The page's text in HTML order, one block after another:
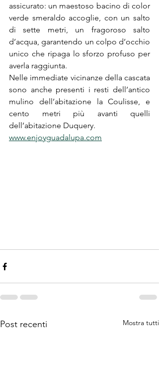
assicurato: un maestoso bacino di color
verde smeraldo accoglie, con un salto
di sette metri, un fragoroso salto
d’acqua, garantendo un colpo d’occhio
unico che ripaga lo sforzo profuso per
averla raggiunta.
Nelle immediate vicinanze della cascata
sono anche presenti i resti dell’antico
mulino dell’abitazione la Coulisse, e
cento metri più avanti quelli
dell’abitazione Duquery.
www.enjoyguadalupa.com
Post recenti Mostra tutti